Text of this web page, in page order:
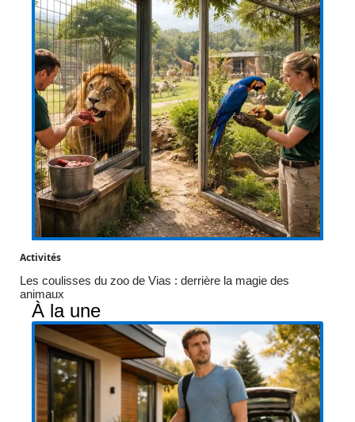
Activités
Les coulisses du zoo de Vias : derrière la magie des
animaux
À la une